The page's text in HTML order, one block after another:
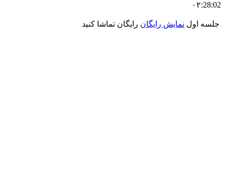
۰۲:28:02
جلسه اول نمایش رایگان رایگان تماشا کنید